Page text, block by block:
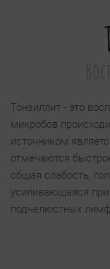
Тонзиллит - это
микробов
источником
отмечаются
общая слабость,
усиливающаяся при
подчелюстных